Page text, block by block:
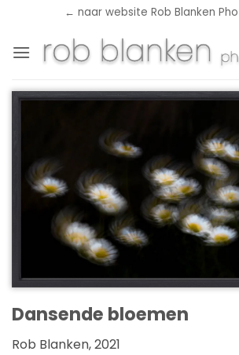
inhoud
← naar website Rob Blanken
Dansende bloemen
Rob Blanken, 2021